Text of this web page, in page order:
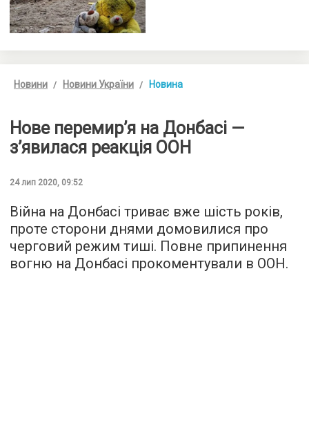
Новини Новини України Новина
Нове перемир’я на Донбасі —
з’явилася реакція ООН
24 лип 2020, 09:52
Війна на Донбасі триває вже шість років,
проте сторони днями домовилися про
черговий режим тиші. Повне припинення
вогню на Донбасі прокоментували в ООН.